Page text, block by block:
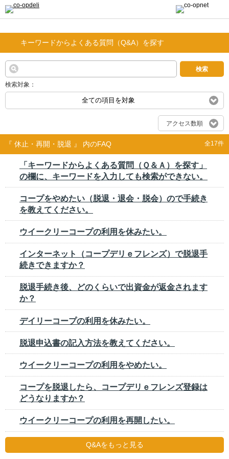
キーワードからよくある質問（Q&A）を探す
検索対象：
全ての項目を対象
検索
アクセス数順
『 休止・再開・脱退 』 内のFAQ 全17件
「キーワードからよくある質問（Ｑ＆Ａ）を探す」
の欄に、キーワードを入力しても検索ができない。
コープをやめたい（脱退・退会・脱会）ので手続き
を教えてください。
ウイークリーコープの利用を休みたい。
インターネット（コープデリｅフレンズ）で脱退手
続きできますか？
脱退手続き後、どのくらいで出資金が返金されます
か？
デイリーコープの利用を休みたい。
脱退申込書の記入方法を教えてください。
ウイークリーコープの利用をやめたい。
コープを脱退したら、コープデリｅフレンズ登録は
どうなりますか？
ウイークリーコープの利用を再開したい。
Q&Aをもっと見る